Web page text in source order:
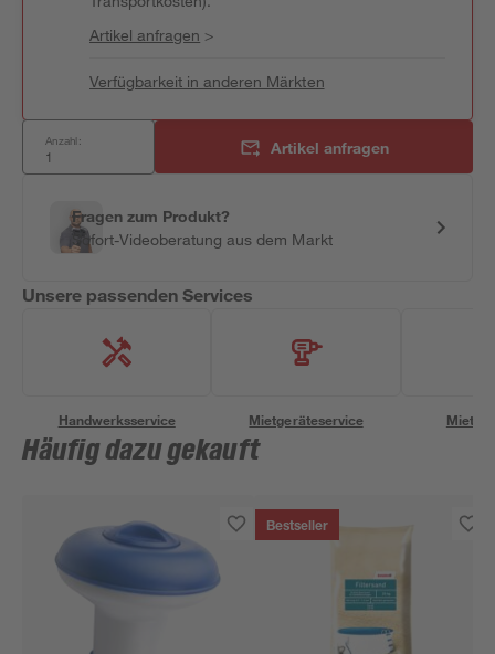
Artikel anfragen >
Verfügbarkeit in anderen Märkten
Anzahl: Artikel anfragen
Fragen zum Produkt?
Sofort-Videoberatung aus dem Markt
Unsere passenden Services
Handwerksservice Mietgeräteservice
Häufig dazu gekauft
Bestseller